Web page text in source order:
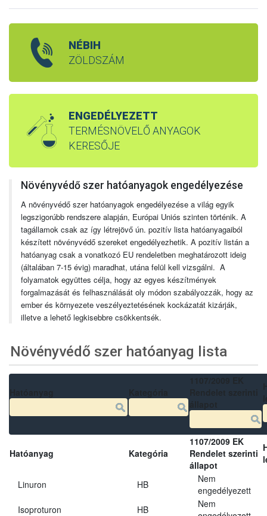
NÉBIH
ZÖLDSZÁM
ENGEDÉLYEZETT
TERMÉSNÖVELŐ ANYAGOK
KERESŐJE
Növényvédő szer hatóanyagok engedélyezése
A növényvédő szer hatóanyagok engedélyezése a világ egyik
legszigorúbb rendszere alapján, Európai Uniós szinten történik. A
tagállamok csak az így létrejövő ún. pozitív lista hatóanyagaiból
készített növényvédő szereket engedélyezhetik. A pozitív listán a
hatóanyag csak a vonatkozó EU rendeletben meghatározott ideig
(általában 7-15 évig) maradhat, utána felül kell vizsgálni. A
folyamatok együttes célja, hogy az egyes készítmények
forgalmazását és felhasználását oly módon szabályozzák, hogy az
ember és környezete veszélyeztetésének kockázatát kizárják,
illetve a lehető legkisebbre csökkentsék.
Növényvédő szer hatóanyag lista
Hatóanyag Kategória
1107/2009 EK
Rendelet szerinti
állapot
Linuron HB
Nem
engedélyezett
Isoproturon
HB
Nem